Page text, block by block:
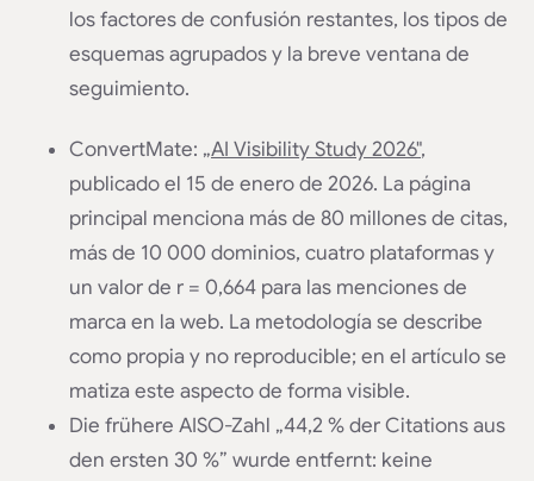
los factores de confusión restantes, los tipos de
esquemas agrupados y la breve ventana de
seguimiento.
ConvertMate: „AI Visibility Study 2026",
publicado el 15 de enero de 2026. La página
principal menciona más de 80 millones de citas,
más de 10 000 dominios, cuatro plataformas y
un valor de r = 0,664 para las menciones de
marca en la web. La metodología se describe
como propia y no reproducible; en el artículo se
matiza este aspecto de forma visible.
Die frühere AISO-Zahl „44,2 % der Citations aus
den ersten 30 %” wurde entfernt: keine